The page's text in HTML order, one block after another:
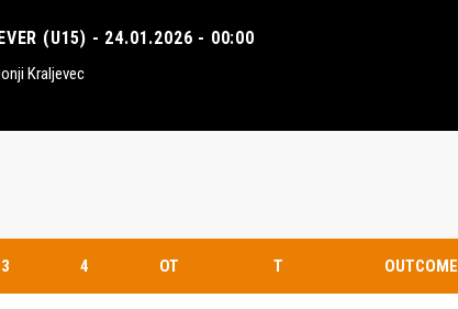
(U15) - 24.01.2026 - 00:00
Kraljevec
3 4 OT T OUTCOME